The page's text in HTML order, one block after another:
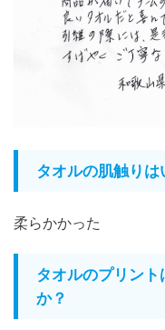
タオルの肌触りは
柔らかかった
タオルのプリン
か？